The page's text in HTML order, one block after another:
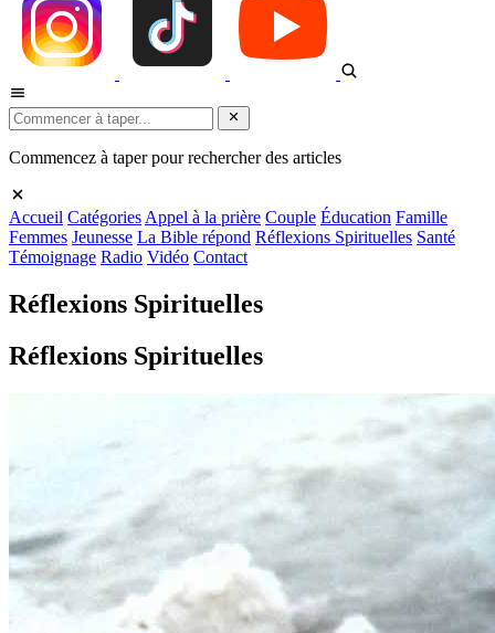
Commencez à taper pour rechercher des articles
Accueil Catégories Appel à la prière Couple Éducation Famille
Femmes Jeunesse La Bible répond Réflexions Spirituelles Santé
Témoignage Radio Vidéo Contact
Réflexions Spirituelles
Réflexions Spirituelles